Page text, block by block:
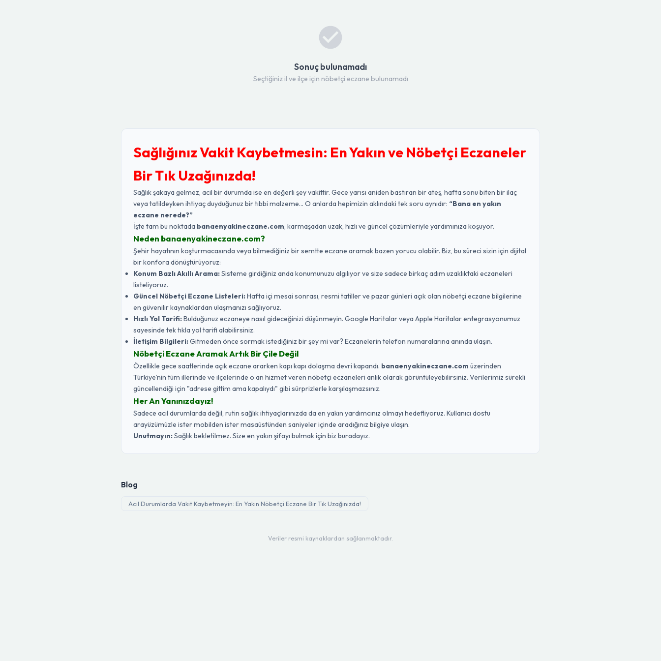
Sonuç bulunamadı
Seçtiğiniz il ve ilçe için nöbetçi eczane bulunamadı
Sağlığınız Vakit Kaybetmesin: En Yakın ve Nöbetçi Eczaneler
Bir Tık Uzağınızda!
Sağlık şakaya gelmez, acil bir durumda ise en değerli şey vakittir. Gece yarısı aniden bastıran bir ateş, hafta sonu biten bir ilaç
veya tatildeyken ihtiyaç duyduğunuz bir tıbbi malzeme... O anlarda hepimizin aklındaki tek soru aynıdır: “Bana en yakın
eczane nerede?”
İşte tam bu noktada banaenyakineczane.com, karmaşadan uzak, hızlı ve güncel çözümleriyle yardımınıza koşuyor.
Neden banaenyakineczane.com?
Şehir hayatının koşturmacasında veya bilmediğiniz bir semtte eczane aramak bazen yorucu olabilir. Biz, bu süreci sizin için dijital
bir konfora dönüştürüyoruz:
Konum Bazlı Akıllı Arama:Sisteme girdiğiniz anda konumunuzu algılıyor ve size sadece birkaç adım uzaklıktaki eczaneleri
listeliyoruz.
Güncel Nöbetçi Eczane Listeleri:Hafta içi mesai sonrası, resmi tatiller ve pazar günleri açık olan nöbetçi eczane bilgilerine
en güvenilir kaynaklardan ulaşmanızı sağlıyoruz.
Hızlı Yol Tarifi:Bulduğunuz eczaneye nasıl gideceğinizi düşünmeyin. Google Haritalar veya Apple Haritalar entegrasyonumuz
sayesinde tek tıkla yol tarifi alabilirsiniz.
İletişim Bilgileri:Gitmeden önce sormak istediğiniz bir şey mi var? Eczanelerin telefon numaralarına anında ulaşın.
Nöbetçi Eczane Aramak Artık Bir Çile Değil
Özellikle gece saatlerinde açık eczane ararken kapı kapı dolaşma devri kapandı. banaenyakineczane.com üzerinden
Türkiye’nin tüm illerinde ve ilçelerinde o an hizmet veren nöbetçi eczaneleri anlık olarak görüntüleyebilirsiniz. Verilerimiz sürekli
güncellendiği için "adrese gittim ama kapalıydı" gibi sürprizlerle karşılaşmazsınız.
Her An Yanınızdayız!
Sadece acil durumlarda değil, rutin sağlık ihtiyaçlarınızda da en yakın yardımcınız olmayı hedefliyoruz. Kullanıcı dostu
arayüzümüzle ister mobilden ister masaüstünden saniyeler içinde aradığınız bilgiye ulaşın.
Unutmayın:Sağlık bekletilmez. Size en yakın şifayı bulmak için biz buradayız.
Blog
Acil Durumlarda Vakit Kaybetmeyin: En Yakın Nöbetçi Eczane Bir Tık Uzağınızda!
Veriler resmi kaynaklardan sağlanmaktadır.